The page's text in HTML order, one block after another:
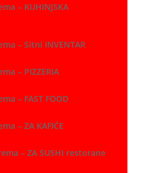
– KUHINJSKA
– Sitni INVENTAR
– PIZZERIA
– FAST FOOD
– ZA KAFIĆE
– ZA SUSHI restorane